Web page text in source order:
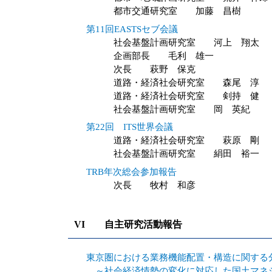
都市交通研究室 加藤 昌樹
第11回EASTSセブ会議
社会基盤計画研究室 河上 翔太
企画部長 毛利 雄一
次長 萩野 保克
道路・経済社会研究室 森尾 淳
道路・経済社会研究室 剣持 健
社会基盤計画研究室 岡 英紀
第22回 ITS世界会議
道路・経済社会研究室 萩原 剛
社会基盤計画研究室 絹田 裕一
TRB年次総会参加報告
次長 牧村 和彦
VI 自主研究活動報告
東京圏における業務機能配置・構造に関する